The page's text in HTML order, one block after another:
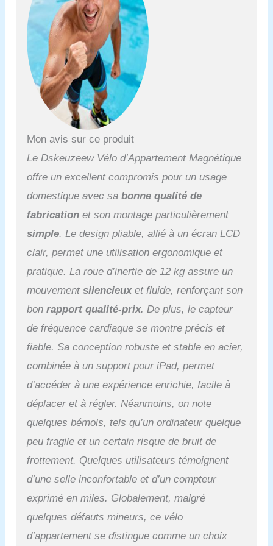
robustes et durables
robuste et sécurisé même
pendant les
entraînements de haute
intensité. La charge
maximale supportée est
de 150 kg. 【Suivi
intelligent de la condition
physique】 Connectez
connecté à des
comme Kinomap et Zwift
pour améliorer votre
expérience
d'entraînement avec des
cours virtuels interactifs,
défis personnalisés. Vous
avez le choix entre 2
libre et compétition.
Participez à des courses
amis pour rendre la
course immersive et
compteurs de vélo et les
applications peuvent
l'exercice, la vitesse, le
kilométrage et les
intelligent des données
en temps réel permet aux
cyclistes de personnaliser
d'entraînement. 【Vélo
stationnaire silencieux】
Conçu avec un système
de résistance
magnétique, ce Vélo
d'appartement tourne
Mon avis sur ce produit
Le Dskeuzeew Vélo d’Appartement Magnétique
offre un excellent compromis pour un usage
domestique avec sabonne qualité de
fabrication et son montage particulièrement
simple. Le design pliable, allié à un écran LCD
clair, permet une utilisation ergonomique et
pratique. La roue d’inertie de 12 kg assure un
mouvementsilencieuxet fluide, renforçant son
bonrapport qualité-prix. De plus, le capteur
de fréquence cardiaque se montre précis et
fiable. Sa conception robuste et stable en acier,
combinée à un support pour iPad, permet
d’accéder à une expérience enrichie, facile à
déplacer et à régler. Néanmoins, on note
quelques bémols, tels qu’un ordinateur quelque
peu fragile et un certain risque de bruit de
frottement. Quelques utilisateurs témoignent
d’une selle inconfortable et d’un compteur
exprimé en miles. Globalement, malgré
quelques défauts mineurs, ce vélo
d’appartement se distingue comme un choix